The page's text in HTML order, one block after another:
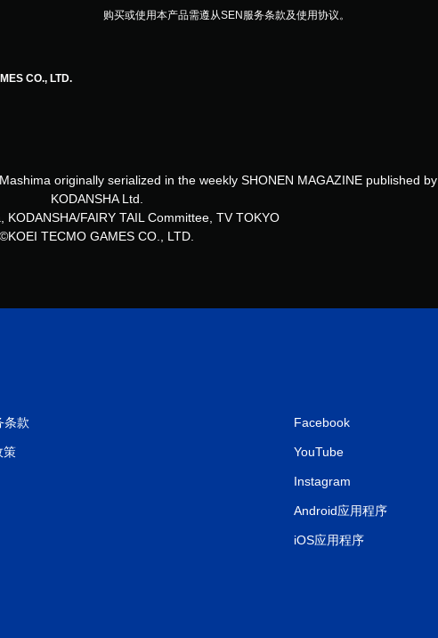
CO., LTD.
购买或使用本产品需遵从SEN服务条款及使用协议。
originally serialized in the weekly SHONEN MAGAZINE published by
KODANSHA Ltd.
KODANSHA/FAIRY TAIL Committee, TV TOKYO
©KOEI TECMO GAMES CO., LTD.
条款
策
Facebook
YouTube
Instagram
Android应用程序
iOS应用程序